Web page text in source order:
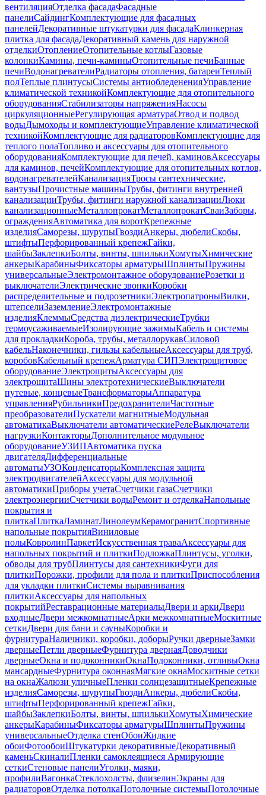
вентиляцияОтделка фасадаФасадные
панелиСайдингКомплектующие для фасадных
панелейДекоративные штукатурки для фасадаКлинкерная
плитка для фасадаДекоративный камень для наружной
отделкиОтоплениеОтопительные котлыГазовые
колонкиКамины, печи-каминыОтопительные печиБанные
печиВодонагревателиРадиаторы отопления, батареиТеплый
полТеплые плинтусыСистемы антиобледененияУправление
климатической техникойКомплектующие для отопительного
оборудованияСтабилизаторы напряженияНасосы
циркуляционныеРегулирующая арматураОтвод и подвод
водыДымоходы и комплектующиеУправление климатической
техникойКомплектующие для радиаторовКомплектующие для
теплого полаТопливо и аксессуары для отопительного
оборудованияКомплектующие для печей, каминовАксессуары
для каминов, печейКомплектующие для отопительных котлов,
водонагревателейКанализацияТросы сантехнические,
вантузыПрочистные машиныТрубы, фитинги внутренней
канализацииТрубы, фитинги наружной канализацииЛюки
канализационныеМеталлопрокатМеталлопрокатСваиЗаборы,
огражденияАвтоматика для воротКрепежные
изделияСаморезы, шурупыГвоздиАнкеры, дюбелиСкобы,
штифтыПерфорированный крепежГайки,
шайбыЗаклепкиБолты, винты, шпилькиХомутыХимические
анкерыКарабиныФиксаторы арматурыШплинтыПружины
универсальныеЭлектромонтажное оборудованиеРозетки и
выключателиЭлектрические звонкиКоробки
распределительные и подрозетникиЭлектропатроныВилки,
штепселиЗаземлениеЭлектромонтажные
изделияКлеммыСредства диэлектрическиеТрубки
термоусаживаемыеИзолирующие зажимыКабель и системы
для прокладкиКороба, трубы, металлорукавСиловой
кабельНаконечники, гильзы кабельныеАксессуары для труб,
коробовКабельный крепежАрматура СИПЭлектрощитовое
оборудованиеЭлектрощитыАксессуары для
электрощитаШины электротехническиеВыключатели
путевые, концевыеТрансформаторыАппаратура
управленияРубильникиПредохранителиЧастотные
преобразователиПускатели магнитныеМодульная
автоматикаВыключатели автоматическиеРелеВыключатели
нагрузкиКонтакторыДополнительное модульное
оборудованиеУЗИПАвтоматика пуска
двигателяДифференциальные
автоматыУЗОКонденсаторыКомплексная защита
электродвигателейАксессуары для модульной
автоматикиПриборы учетаСчетчики газаСчетчики
электроэнергииСчетчики водыРемонт и отделкаНапольные
покрытия и
плиткаПлиткаЛаминатЛинолеумКерамогранитСпортивные
напольные покрытияВиниловые
полыКовролинПаркетИскусственная траваАксессуары для
напольных покрытий и плиткиПодложкаПлинтусы, уголки,
обводы для трубПлинтусы для сантехникиФуги для
плиткиПорожки, профили для пола и плиткиПриспособления
для укладки плиткиСистемы выравнивания
плиткиАксессуары для напольных
покрытийРеставрационные материалыДвери и аркиДвери
входныеДвери межкомнатныеАрки межкомнатныеМоскитные
сеткиДвери для бани и сауныКоробки и
фурнитураНаличники, коробки, доборыРучки дверныеЗамки
дверныеПетли дверныеФурнитура двернаяДоводчики
дверныеОкна и подоконникиОкнаПодоконники, отливыОкна
мансардныеФурнитура оконнаяМягкие окнаМоскитные сетки
на окнаЖалюзи уличныеПленки солнцезащитныеКрепежные
изделияСаморезы, шурупыГвоздиАнкеры, дюбелиСкобы,
штифтыПерфорированный крепежГайки,
шайбыЗаклепкиБолты, винты, шпилькиХомутыХимические
анкерыКарабиныФиксаторы арматурыШплинтыПружины
универсальныеОтделка стенОбоиЖидкие
обоиФотообоиШтукатурки декоративныеДекоративный
каменьСкиналиПленки самоклеящиеся Армирующие
сеткиСтеновые панелиУголки, маяки,
профилиВагонкаСтеклохолсты, флизелинЭкраны для
радиаторовОтделка потолкаПотолочные системыПотолочные